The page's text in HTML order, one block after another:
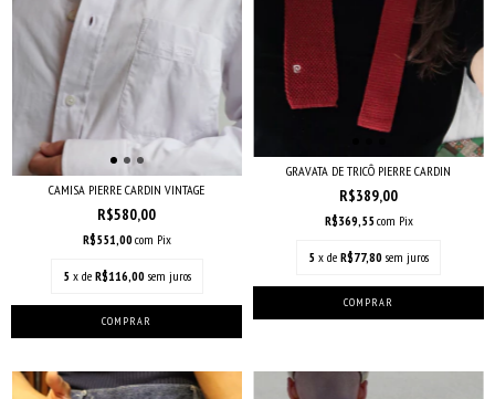
CAMISA PIERRE CARDIN VINTAGE
R$580,00
R$551,00com Pix
5 x de R$116,00 sem juros
GRAVATA DE TRICÔ PIERRE CARDIN
R$389,00
R$369,55com Pix
5 x de R$77,80 sem juros